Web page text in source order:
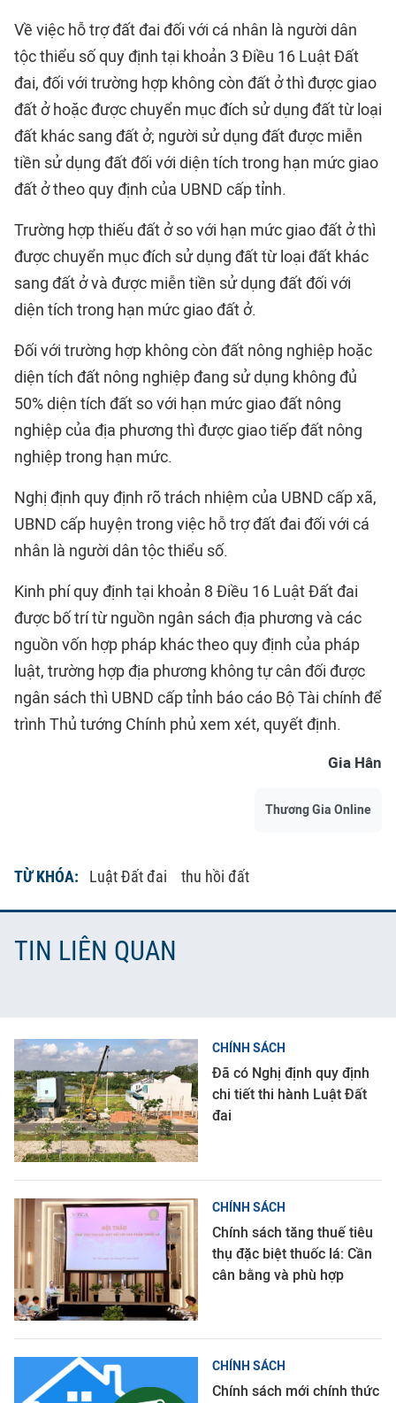
Về việc hỗ trợ đất đai đối với cá nhân là người dân
tộc thiểu số quy định tại khoản 3 Điều 16 Luật Đất
đai, đối với trường hợp không còn đất ở thì được giao
đất ở hoặc được chuyển mục đích sử dụng đất từ loại
đất khác sang đất ở; người sử dụng đất được miễn
tiền sử dụng đất đối với diện tích trong hạn mức giao
đất ở theo quy định của UBND cấp tỉnh.
Trường hợp thiếu đất ở so với hạn mức giao đất ở thì
được chuyển mục đích sử dụng đất từ loại đất khác
sang đất ở và được miễn tiền sử dụng đất đối với
diện tích trong hạn mức giao đất ở.
Đối với trường hợp không còn đất nông nghiệp hoặc
diện tích đất nông nghiệp đang sử dụng không đủ
50% diện tích đất so với hạn mức giao đất nông
nghiệp của địa phương thì được giao tiếp đất nông
nghiệp trong hạn mức.
Nghị định quy định rõ trách nhiệm của UBND cấp xã,
UBND cấp huyện trong việc hỗ trợ đất đai đối với cá
nhân là người dân tộc thiểu số.
Kinh phí quy định tại khoản 8 Điều 16 Luật Đất đai
được bố trí từ nguồn ngân sách địa phương và các
nguồn vốn hợp pháp khác theo quy định của pháp
luật, trường hợp địa phương không tự cân đối được
ngân sách thì UBND cấp tỉnh báo cáo Bộ Tài chính để
trình Thủ tướng Chính phủ xem xét, quyết định.
Gia Hân
Thương Gia Online
TỪ KHÓA: Luật Đất đai thu hồi đất
TIN LIÊN QUAN
CHÍNH SÁCH
Đã có Nghị định quy định
chi tiết thi hành Luật Đất
đai
CHÍNH SÁCH
Chính sách tăng thuế tiêu
thụ đặc biệt thuốc lá: Cần
cân bằng và phù hợp
CHÍNH SÁCH
Chính sách mới chính thức